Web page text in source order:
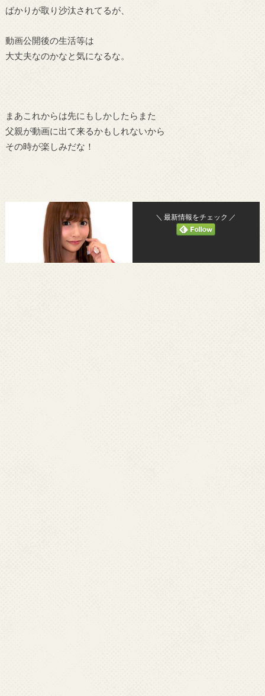
ばかりが取り沙汰されてるが、
動画公開後の生活等は
大丈夫なのかなと気になるな。
まあこれからは先にもしかしたらまた
父親が動画に出て来るかもしれないから
その時が楽しみだな！
＼ 最新情報をチェック ／